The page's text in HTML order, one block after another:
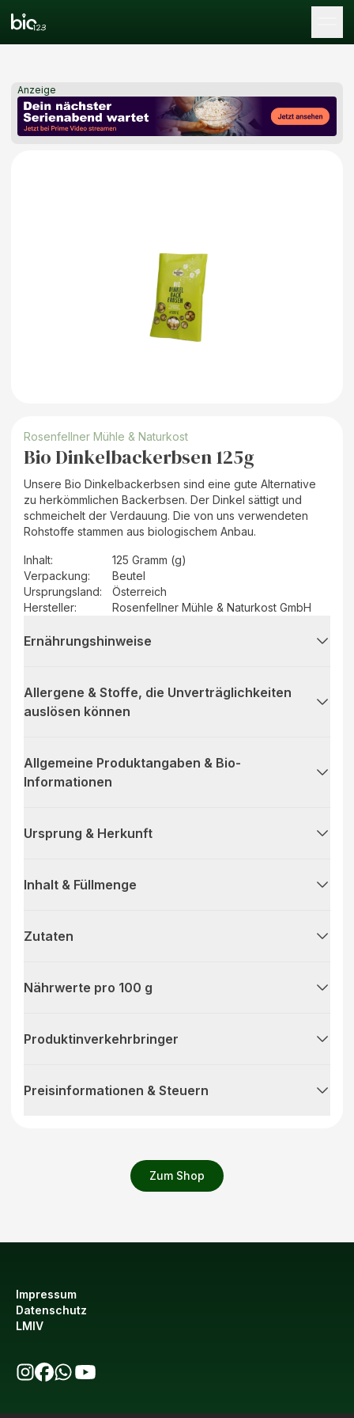
Anzeige
Zum Shop
Rosenfellner Mühle & Naturkost
Bio Dinkelbackerbsen 125g
Unsere Bio Dinkelbackerbsen sind eine gute Alternative
zu herkömmlichen Backerbsen. Der Dinkel sättigt und
schmeichelt der Verdauung. Die von uns verwendeten
Rohstoffe stammen aus biologischem Anbau.
Inhalt:
125 Gramm (g)
Verpackung:
Beutel
Ursprungsland:
Österreich
Hersteller: Rosenfellner Mühle & Naturkost GmbH
Ernährungshinweise
Allergene & Stoffe, die Unverträglichkeiten
auslösen können
Allgemeine Produktangaben & Bio-
Informationen
Ursprung & Herkunft
Inhalt & Füllmenge
Zutaten
Nährwerte pro 100 g
Produktinverkehrbringer
Preisinformationen & Steuern
Impressum
Datenschutz
LMIV